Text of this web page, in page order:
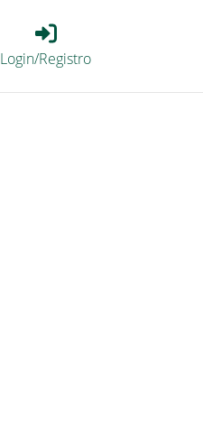
Login_Registro
Login/Registro